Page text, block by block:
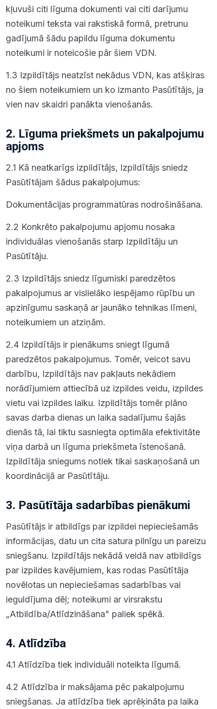
kļuvuši citi līguma dokumenti vai citi darījumu
noteikumi teksta vai rakstiskā formā, pretrunu
gadījumā šādu papildu līguma dokumentu
noteikumi ir noteicošie pār šiem VDN.
1.3 Izpildītājs neatzīst nekādus VDN, kas atšķiras
no šiem noteikumiem un ko izmanto Pasūtītājs, ja
vien nav skaidri panākta vienošanās.
2. Līguma priekšmets un pakalpojumu
apjoms
2.1 Kā neatkarīgs izpildītājs, Izpildītājs sniedz
Pasūtītājam šādus pakalpojumus:
Dokumentācijas programmatūras nodrošināšana.
2.2 Konkrēto pakalpojumu apjomu nosaka
individuālas vienošanās starp Izpildītāju un
Pasūtītāju.
2.3 Izpildītājs sniedz līgumiski paredzētos
pakalpojumus ar vislielāko iespējamo rūpību un
apzinīgumu saskaņā ar jaunāko tehnikas līmeni,
noteikumiem un atziņām.
2.4 Izpildītājs ir pienākums sniegt līgumā
paredzētos pakalpojumus. Tomēr, veicot savu
darbību, Izpildītājs nav pakļauts nekādiem
norādījumiem attiecībā uz izpildes veidu, izpildes
vietu vai izpildes laiku. Izpildītājs tomēr plāno
savas darba dienas un laika sadalījumu šajās
dienās tā, lai tiktu sasniegta optimāla efektivitāte
viņa darbā un līguma priekšmeta īstenošanā.
Izpildītāja sniegums notiek tikai saskaņošanā un
koordinācijā ar Pasūtītāju.
3. Pasūtītāja sadarbības pienākumi
Pasūtītājs ir atbildīgs par izpildei nepieciešamās
informācijas, datu un cita satura pilnīgu un pareizu
sniegšanu. Izpildītājs nekādā veidā nav atbildīgs
par izpildes kavējumiem, kas rodas Pasūtītāja
novēlotas un nepieciešamas sadarbības vai
ieguldījuma dēļ; noteikumi ar virsrakstu
„Atbildība/Atlīdzināšana" paliek spēkā.
4. Atlīdzība
4.1 Atlīdzība tiek individuāli noteikta līgumā.
4.2 Atlīdzība ir maksājama pēc pakalpojumu
sniegšanas. Ja atlīdzība tiek aprēķināta pa laika